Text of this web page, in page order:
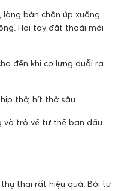
bàn chân úp xuống
Hai tay đặt thoải mái
đến khi cơ lưng duỗi ra
thở, hít thở sâu
và trở về tư thế ban đầu
thai rất hiệu quả. Bởi tư